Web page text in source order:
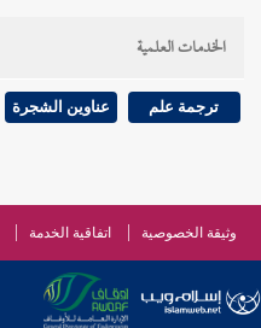
الخدمات العلمية
ترجمة علم عناوين الشجرة
وثيقة الخصوصية اتفاقية الخدمة